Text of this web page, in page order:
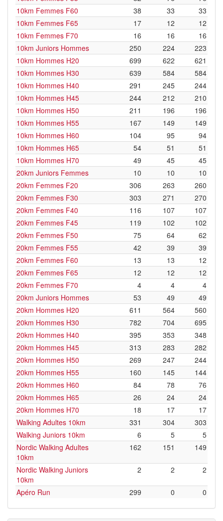
10km Femmes F60
38 33
33
10km Femmes F65
17 12
12
10km Femmes F70
16 16
16
10km Juniors Hommes
250 224
223
10km Hommes H20
699 622
621
10km Hommes H30
639 584
584
10km Hommes H40
291 245
244
10km Hommes H45
244 212
210
10km Hommes H50
211 196
196
10km Hommes H55
167 149
149
10km Hommes H60
104 95
94
10km Hommes H65
54 51
51
10km Hommes H70
49 45
45
20km Juniors Femmes
10 10
10
20km Femmes F20
306 263
260
20km Femmes F30
303 271
270
20km Femmes F40
116 107
107
20km Femmes F45
119 102
102
20km Femmes F50
75 64
62
20km Femmes F55
42 39
39
20km Femmes F60
13 13
12
20km Femmes F65
12 12
12
20km Femmes F70
4 4
4
20km Juniors Hommes
53 49
49
20km Hommes H20
611 564
560
20km Hommes H30
782 704
695
20km Hommes H40
395 353
348
20km Hommes H45
313 283
282
20km Hommes H50
269 247
244
20km Hommes H55
160 145
144
20km Hommes H60
84 78
76
20km Hommes H65
26 24
24
20km Hommes H70
18 17
17
Walking Adultes 10km
331 304
303
Walking Juniors 10km
6 5
5
Nordic Walking Adultes
10km
162 151 149
Nordic Walking Juniors
10km
2 2 2
Apéro Run 299 0 0